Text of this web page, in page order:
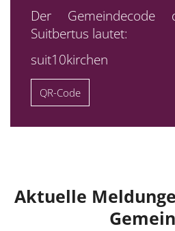
Der
Suitbertus lautet:
suit10kirchen
QR-Code
Aktuelle